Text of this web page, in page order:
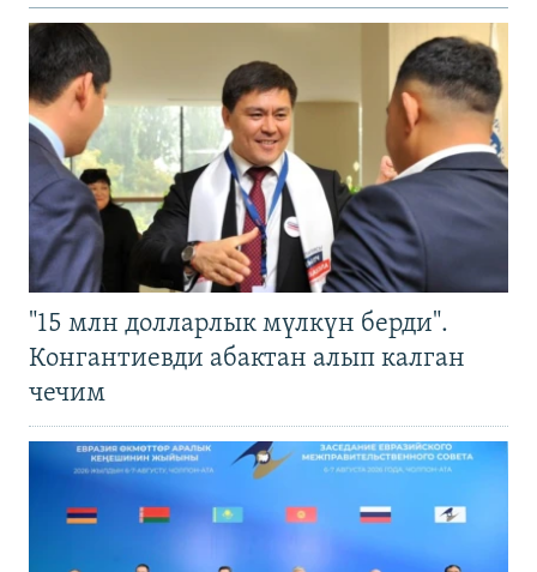
"15 млн долларлык мүлкүн берди".
Конгантиевди абактан алып калган
чечим